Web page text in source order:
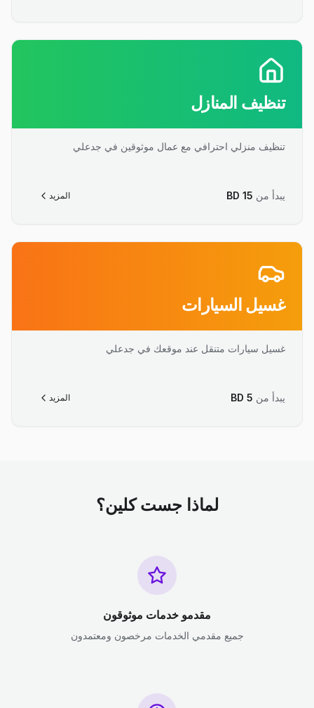
تنظيف المنازل
تنظيف منزلي احترافي مع عمال موثوقين في جدعلي
يبدأ من BD 15 المزيد
غسيل السيارات
غسيل سيارات متنقل عند موقعك في جدعلي
يبدأ من BD 5 المزيد
لماذا جست كلين؟
مقدمو خدمات موثوقون
جميع مقدمي الخدمات مرخصون ومعتمدون